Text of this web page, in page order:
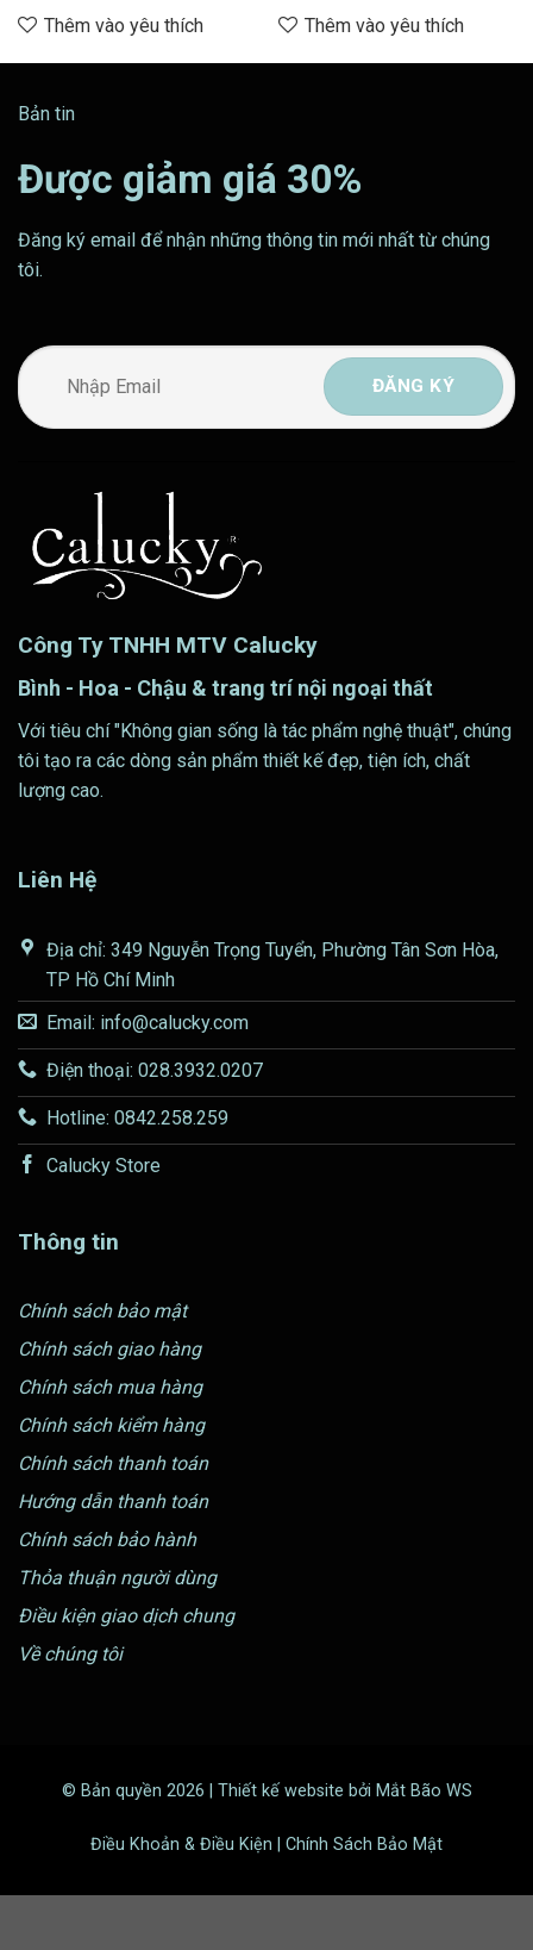
154.000 ₫
Thêm vào yêu thích Thêm vào yêu thích
₫
Bản tin
Được giảm giá 30%
Đăng ký email để nhận những thông tin mới nhất từ chúng
tôi.
Công Ty TNHH MTV Calucky
Bình - Hoa - Chậu & trang trí nội ngoại thất
Với tiêu chí "Không gian sống là tác phẩm nghệ thuật", chúng
tôi tạo ra các dòng sản phẩm thiết kế đẹp, tiện ích, chất
lượng cao.
Liên Hệ
Địa chỉ: 349 Nguyễn Trọng Tuyển, Phường Tân Sơn Hòa,
TP Hồ Chí Minh
Email: info@calucky.com
Điện thoại: 028.3932.0207
Hotline: 0842.258.259
Calucky Store
Thông tin
Chính sách bảo mật
Chính sách giao hàng
Chính sách mua hàng
Chính sách kiểm hàng
Chính sách thanh toán
Hướng dẫn thanh toán
Chính sách bảo hành
Thỏa thuận người dùng
Điều kiện giao dịch chung
Về chúng tôi
© Bản quyền 2026 | Thiết kế website bởi Mắt Bão WS
Điều Khoản & Điều Kiện | Chính Sách Bảo Mật